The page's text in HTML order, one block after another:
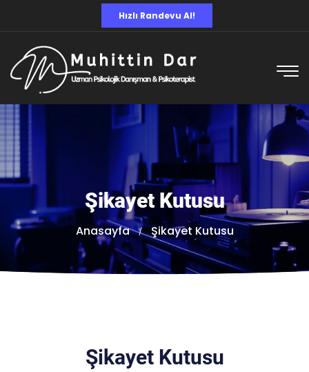
Hızlı Randevu Al!
Şikayet Kutusu
Anasayfa Şikayet Kutusu
Şikayet Kutusu